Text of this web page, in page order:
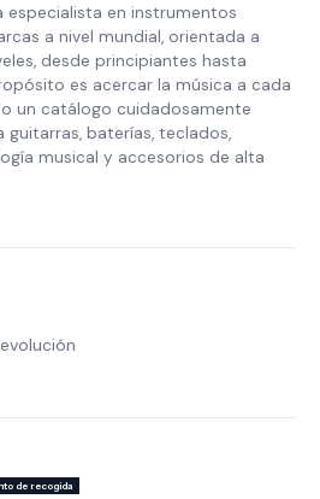
especialista en instrumentos
a nivel mundial, orientada a
desde principiantes hasta
es acercar la música a cada
un catálogo cuidadosamente
baterías, teclados,
musical y accesorios de alta
de recogida